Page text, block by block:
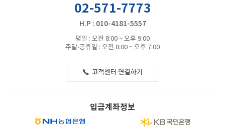
02-571-7773
H.P : 010-4181-5557
평일 : 오전 8:00 ~ 오후 9:00
주말·공휴일 : 오전 8:00 ~ 오후 7:00
입금계좌정보